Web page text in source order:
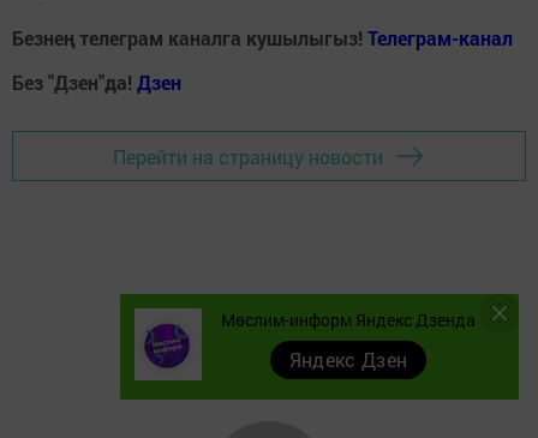
Безнең телеграм каналга кушылыгыз! Телеграм-канал
Без "Дзен"да! Дзен
Перейти на страницу новости
Мөслим-информ Яндекс Дзенда
Яндекс Дзен